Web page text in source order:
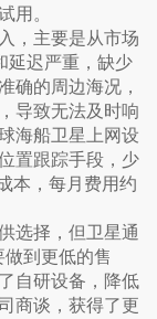
用。
，主要是从市场
延迟严重，缺少
确的周边海况，
导致无法及时响
海船卫星上网设
置跟踪手段，少
本，每月费用约
选择，但卫星通
到更低的售
自研设备，降低
商谈，获得了更